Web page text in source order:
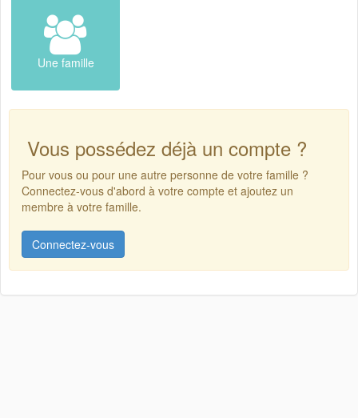
Une famille
Vous possédez déjà un compte ?
Pour vous ou pour une autre personne de votre famille ?
Connectez-vous d'abord à votre compte et ajoutez un
membre à votre famille.
Connectez-vous